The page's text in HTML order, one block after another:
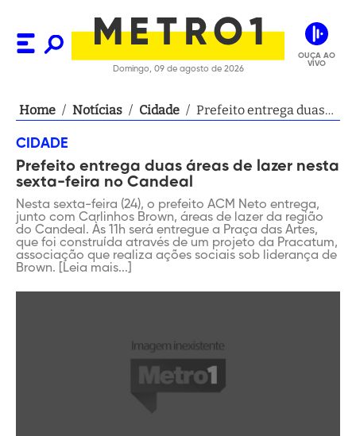
Domingo, 09 de agosto de 2026
OUÇA AO
VIVO
Home / Notícias / Cidade / Prefeito entrega duas
CIDADE
Prefeito entrega duas áreas de lazer nesta
sexta-feira no Candeal
Nesta sexta-feira (24), o prefeito ACM Neto entrega,
junto com Carlinhos Brown, áreas de lazer da região
do Candeal. Às 11h será entregue a Praça das Artes,
que foi construída através de um projeto da Pracatum,
associação que realiza ações sociais sob liderança de
Brown. [Leia mais...]